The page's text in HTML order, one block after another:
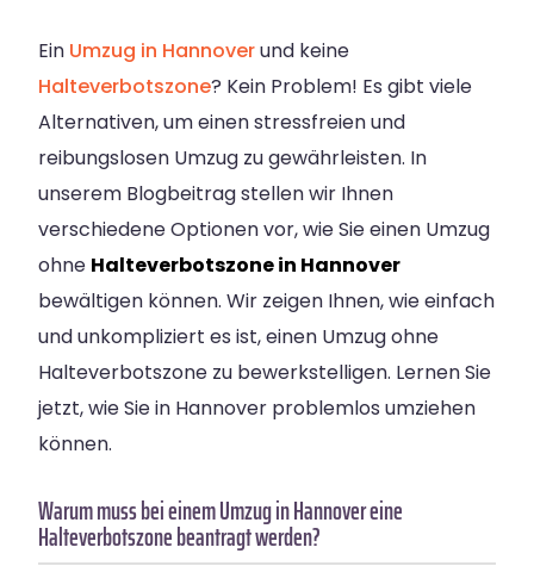
Ein Umzug in Hannoverund keine
Halteverbotszone? Kein Problem! Es gibt viele
Alternativen, um einen stressfreien und
reibungslosen Umzug zu gewährleisten. In
unserem Blogbeitrag stellen wir Ihnen
verschiedene Optionen vor, wie Sie einen Umzug
ohne Halteverbotszone in Hannover
bewältigen können. Wir zeigen Ihnen, wie einfach
und unkompliziert es ist, einen Umzug ohne
Halteverbotszone zu bewerkstelligen. Lernen Sie
jetzt, wie Sie in Hannover problemlos umziehen
können.
Warum muss bei einem Umzug in Hannover eine
Halteverbotszone beantragt werden?